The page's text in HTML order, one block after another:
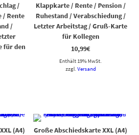
/
/ Rente
/
für den
Klappkarte / Rente / Pension /
Ruhestand / Verabschiedung /
Letzter Arbeitstag / Gruß-Karte
für Kollegen
10,99€
Enthält 19% MwSt.
zzgl. Versand
(A4)
Große Abschiedskarte XXL (A4)